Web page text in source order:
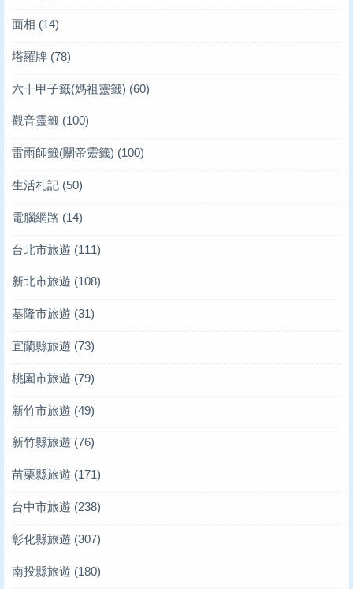
面相 (14)
塔羅牌 (78)
六十甲子籤(媽祖靈籤) (60)
觀音靈籤 (100)
雷雨師籤(關帝靈籤) (100)
生活札記 (50)
電腦網路 (14)
台北市旅遊 (111)
新北市旅遊 (108)
基隆市旅遊 (31)
宜蘭縣旅遊 (73)
桃園市旅遊 (79)
新竹市旅遊 (49)
新竹縣旅遊 (76)
苗栗縣旅遊 (171)
台中市旅遊 (238)
彰化縣旅遊 (307)
南投縣旅遊 (180)